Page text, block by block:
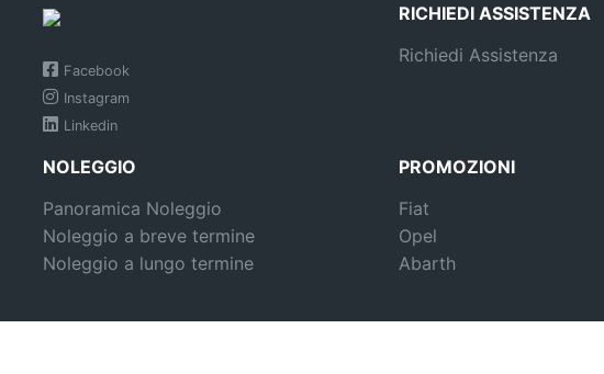
Facebook
Instagram
Linkedin
RICHIEDI ASSISTENZA
Richiedi Assistenza
NOLEGGIO
Panoramica Noleggio
Noleggio a breve termine
Noleggio a lungo termine
PROMOZIONI
Fiat
Opel
Abarth